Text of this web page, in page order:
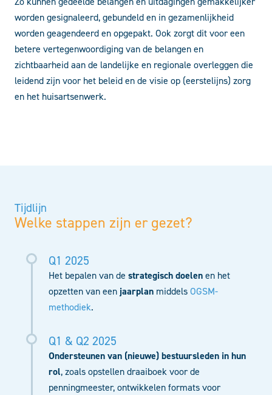
worden gesignaleerd, gebundeld en in gezamenlijkheid
worden geagendeerd en opgepakt. Ook zorgt dit voor een
betere vertegenwoordiging van de belangen en
zichtbaarheid aan de landelijke en regionale overleggen die
leidend zijn voor het beleid en de visie op (eerstelijns) zorg
en het huisartsenwerk.
Tijdlijn
Welke stappen zijn er gezet?
Q1 2025
Het bepalen van de strategisch doelenen het
opzetten van een jaarplan middelsOGSM-
methodiek.
Q1 & Q2 2025
Ondersteunen van (nieuwe) bestuursleden in hun
rol, zoals opstellen draaiboek voor de
penningmeester, ontwikkelen formats voor